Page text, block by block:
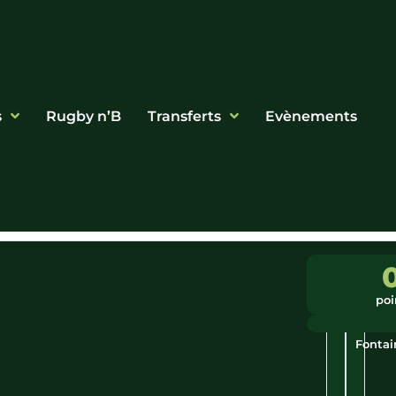
Rugby n’B Transferts Evènements
Pernes